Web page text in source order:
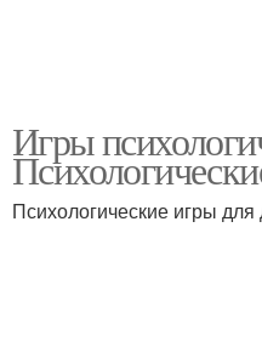
Игры
Психологические игры для